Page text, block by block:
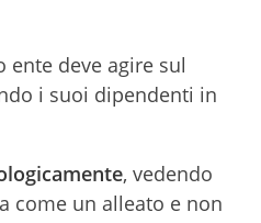
deve agire sul
i suoi dipendenti in
, vedendo
come un alleato e non